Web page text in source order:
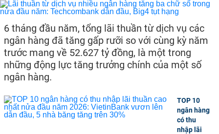
6 tháng đầu năm, tổng lãi thuần từ dịch vụ các
ngân hàng đã tăng gấp rưỡi so với cùng kỳ năm
trước mang về 52.627 tỷ đồng, là một trong
những động lực tăng trưởng chính của một số
ngân hàng.
TOP 10
ngân hàng
có thu
nhập lãi